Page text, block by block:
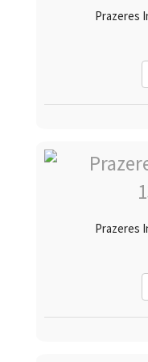
Prazeres
Prazeres